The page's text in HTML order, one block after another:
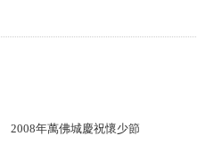
2008年萬佛城慶祝懷少節